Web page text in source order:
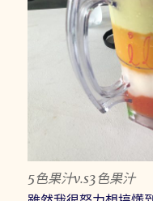
5色果汁v.s3色果汁